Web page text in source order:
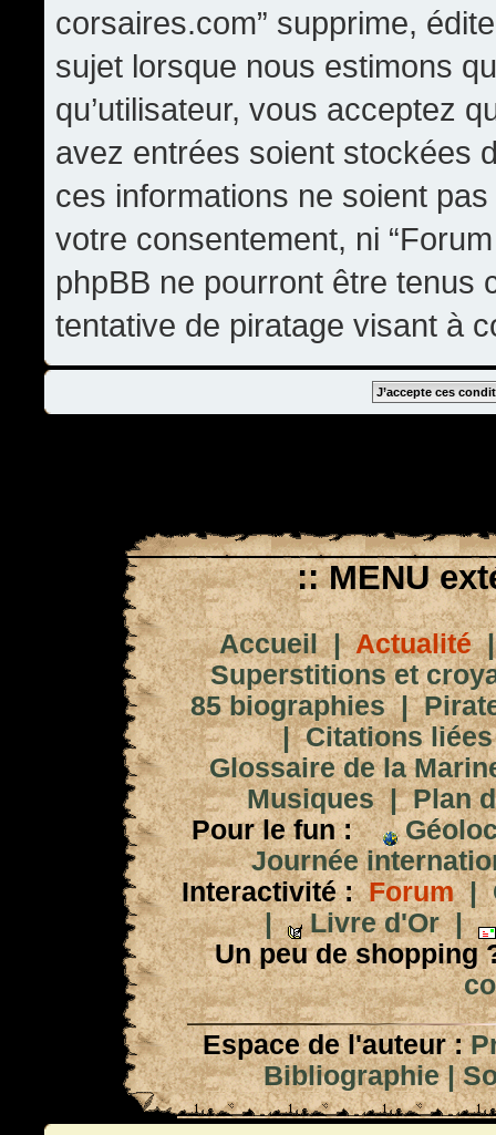
corsaires.com” supprime,
sujet lorsque nous estimons
qu’utilisateur, vous acceptez
avez entrées soient stockées
ces informations ne soient
votre consentement, ni
phpBB ne pourront être tenus
tentative de piratage visant à
:: MENU
Accueil|Actualité
Superstitions et
85 biographies|
|Citations
Glossaire de la
Musiques|Plan
Pour le fun :
Journée
Interactivité : Forum|
|
Livre d'Or|
Un peu de shopping
Espace de l'auteur :
Bibliographie|